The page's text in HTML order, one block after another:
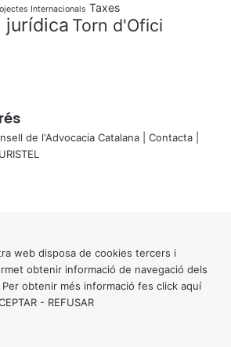
Internacionals Taxes
jurídica Torn d'Ofici
de l'Advocacia Catalana | Contacta
web disposa de cookies tercers i
obtenir informació de navegació dels
obtenir més informació fes click aquí
- REFUSAR